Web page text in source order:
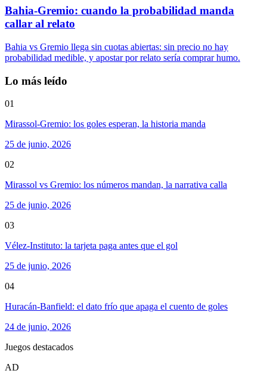
Bahia-Gremio: cuando la probabilidad manda
callar al relato
Bahia vs Gremio llega sin cuotas abiertas: sin precio no hay
probabilidad medible, y apostar por relato sería comprar humo.
Lo más leído
01
Mirassol-Gremio: los goles esperan, la historia manda
25 de junio, 2026
02
Mirassol vs Gremio: los números mandan, la narrativa calla
25 de junio, 2026
03
Vélez-Instituto: la tarjeta paga antes que el gol
25 de junio, 2026
04
Huracán-Banfield: el dato frío que apaga el cuento de goles
24 de junio, 2026
Juegos destacados
AD